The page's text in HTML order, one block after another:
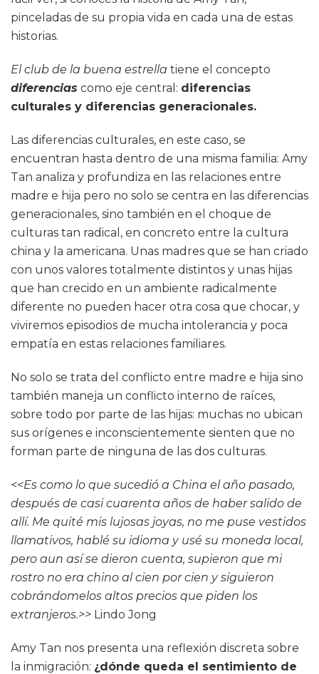
pinceladas de su propia vida en cada una de estas
historias.
El club de la buena estrella tiene el concepto
diferencias como eje central: diferencias
culturales y diferencias generacionales.
Las diferencias culturales, en este caso, se
encuentran hasta dentro de una misma familia: Amy
Tan analiza y profundiza en las relaciones entre
madre e hija pero no solo se centra en las diferencias
generacionales, sino también en el choque de
culturas tan radical, en concreto entre la cultura
china y la americana. Unas madres que se han criado
con unos valores totalmente distintos y unas hijas
que han crecido en un ambiente radicalmente
diferente no pueden hacer otra cosa que chocar, y
viviremos episodios de mucha intolerancia y poca
empatía en estas relaciones familiares.
No solo se trata del conflicto entre madre e hija sino
también maneja un conflicto interno de raíces,
sobre todo por parte de las hijas: muchas no ubican
sus orígenes e inconscientemente sienten que no
forman parte de ninguna de las dos culturas.
<<Es como lo que sucedió a China el año pasado,
después de casi cuarenta años de haber salido de
allí. Me quité mis lujosas joyas, no me puse vestidos
llamativos, hablé su idioma y usé su moneda local,
pero aun así se dieron cuenta, supieron que mi
rostro no era chino al cien por cien y siguieron
cobrándomelos altos precios que piden los
extranjeros.>> Lindo Jong
Amy Tan nos presenta una reflexión discreta sobre
la inmigración: ¿dónde queda el sentimiento de